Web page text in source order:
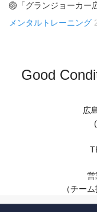
🏐「グランジョーカー
メンタルトレーニング
Good
広
営
（チー